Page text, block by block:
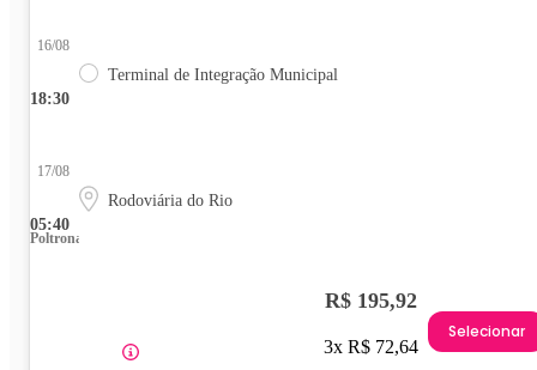
18:30
16/08
Terminal de Integração Municipal
05:40
17/08
Rodoviária do Rio
Poltrona
R$ 195,92
3x R$ 72,64
Selecionar